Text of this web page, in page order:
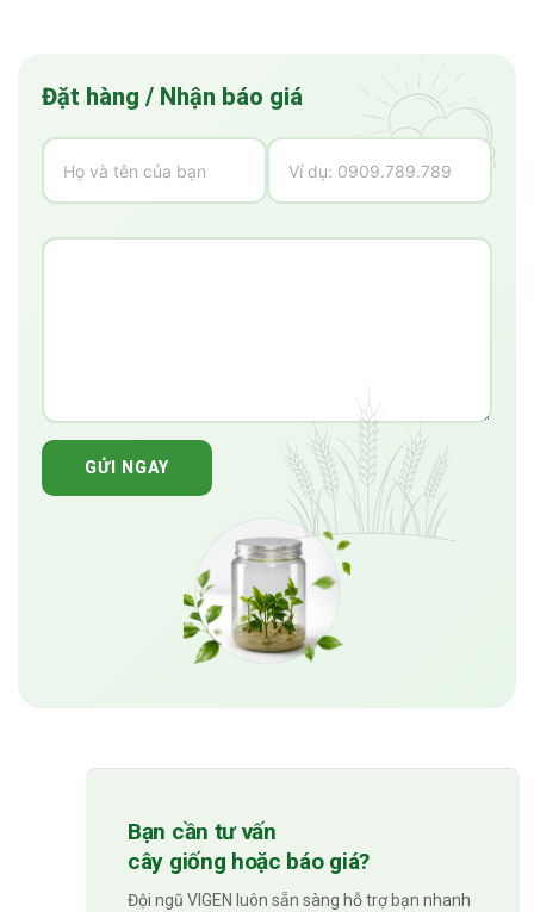
Đặt hàng / Nhận báo giá
GỬI NGAY
Bạn cần tư vấn
cây giống hoặc báo giá?
Đội ngũ VIGEN luôn sẵn sàng hỗ trợ bạn nhanh